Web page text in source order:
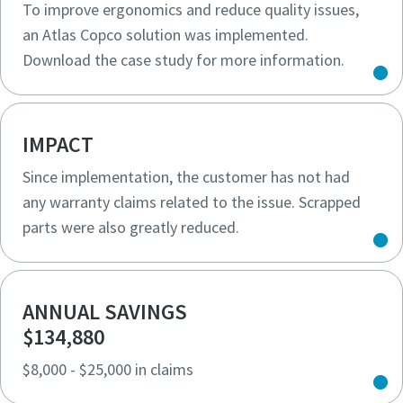
Maßzeichnungen, Informationen zu Ersatzteilen, Produkt
zu unseren Produkten finden Sie in unserem ServAid.
Hier geht's zu unserem ServAid
To improve ergonomics and reduce quality issues,
an Atlas Copco solution was implemented.
Download the case study for more information.
IMPACT
Since implementation, the customer has not had
any warranty claims related to the issue. Scrapped
parts were also greatly reduced.
ANNUAL SAVINGS
$134,880
$8,000 - $25,000 in claims